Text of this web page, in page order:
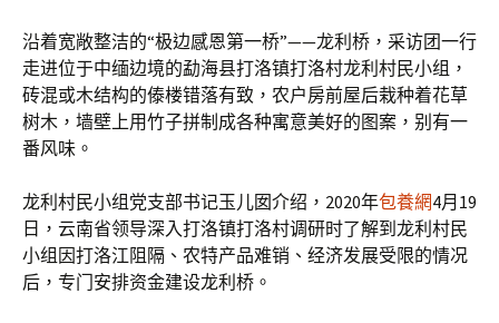
沿着宽敞整洁的“极边感恩第一桥”——龙利桥，采访团一行
走进位于中缅边境的勐海县打洛镇打洛村龙利村民小组，
砖混或木结构的傣楼错落有致，农户房前屋后栽种着花草
树木，墙壁上用竹子拼制成各种寓意美好的图案，别有一
番风味。
龙利村民小组党支部书记玉儿囡介绍，2020年包養網4月19
日，云南省领导深入打洛镇打洛村调研时了解到龙利村民
小组因打洛江阻隔、农特产品难销、经济发展受限的情况
后，专门安排资金建设龙利桥。